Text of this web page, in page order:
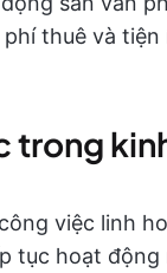
thuê và tiện
trong
việc linh
tục hoạt động